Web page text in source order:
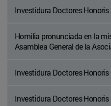
Investidura Doctores Honoris
Homilia pronunciada en la
Asamblea General de la
Investidura Doctores Honoris
Investidura Doctores Honoris